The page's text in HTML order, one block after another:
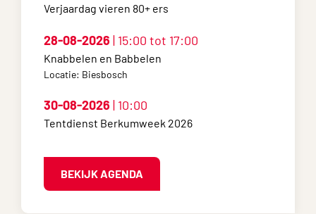
Verjaardag vieren 80+ ers
28-08-2026 | 15:00 tot 17:00
Knabbelen en Babbelen
Locatie: Biesbosch
30-08-2026 | 10:00
Tentdienst Berkumweek 2026
BEKIJK AGENDA